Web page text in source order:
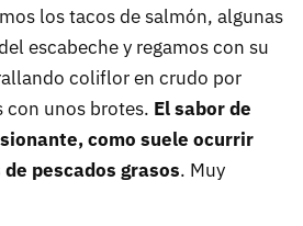
los tacos de salmón, algunas
escabeche y regamos con su
coliflor en crudo por
con unos brotes. El sabor de
como suele ocurrir
pescados grasos. Muy